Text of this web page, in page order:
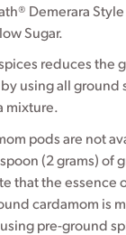
Demerara
Sugar.
reduces the
using all ground
mixture.
pods are not
(2 grams) of
that the essence
cardamom is
pre-ground